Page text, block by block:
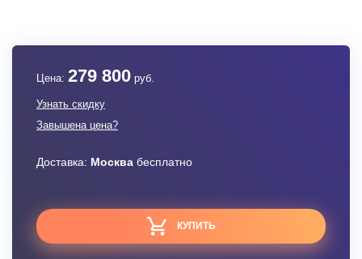
Цена: 279 800 руб.
Узнать скидку
Завышена цена?
Доставка: Москва бесплатно
КУПИТЬ